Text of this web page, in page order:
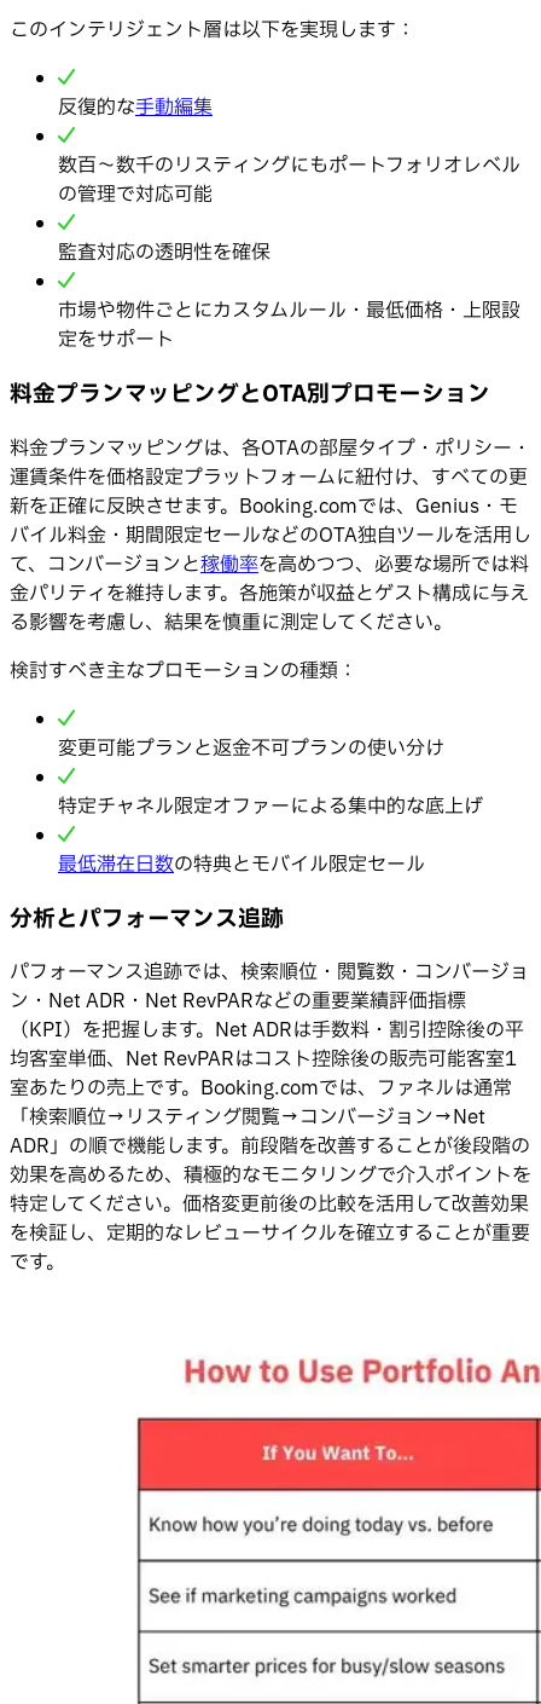
このインテリジェント層は以下を実現します：
反復的な手動編集
数百〜数千のリスティングにもポートフォリオレベル
の管理で対応可能
監査対応の透明性を確保
市場や物件ごとにカスタムルール・最低価格・上限設
定をサポート
料金プランマッピングとOTA別プロモーション
料金プランマッピングは、各OTAの部屋タイプ・ポリシー・
運賃条件を価格設定プラットフォームに紐付け、すべての更
新を正確に反映させます。Booking.comでは、Genius・モ
バイル料金・期間限定セールなどのOTA独自ツールを活用し
て、コンバージョンと稼働率を高めつつ、必要な場所では料
金パリティを維持します。各施策が収益とゲスト構成に与え
る影響を考慮し、結果を慎重に測定してください。
検討すべき主なプロモーションの種類：
変更可能プランと返金不可プランの使い分け
特定チャネル限定オファーによる集中的な底上げ
最低滞在日数の特典とモバイル限定セール
分析とパフォーマンス追跡
パフォーマンス追跡では、検索順位・閲覧数・コンバージョ
ン・Net ADR・Net RevPARなどの重要業績評価指標
（KPI）を把握します。Net ADRは手数料・割引控除後の平
均客室単価、Net RevPARはコスト控除後の販売可能客室1
室あたりの売上です。Booking.comでは、ファネルは通常
「検索順位→リスティング閲覧→コンバージョン→Net
ADR」の順で機能します。前段階を改善することが後段階の
効果を高めるため、積極的なモニタリングで介入ポイントを
特定してください。価格変更前後の比較を活用して改善効果
を検証し、定期的なレビューサイクルを確立することが重要
です。